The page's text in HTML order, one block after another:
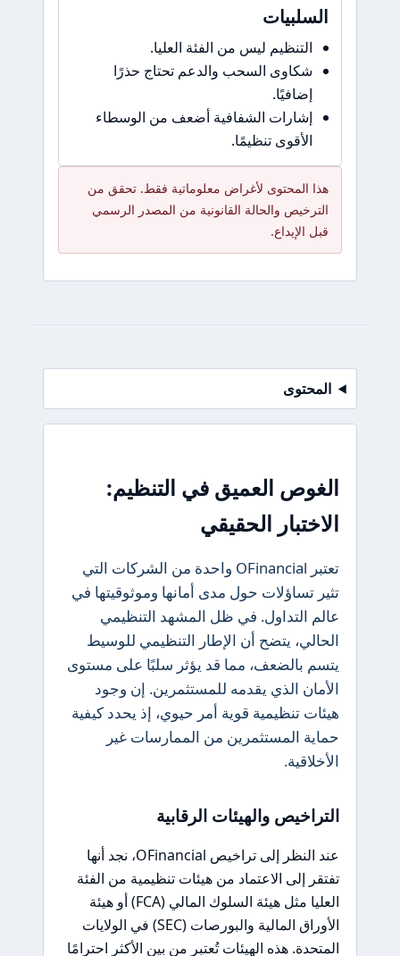
السلبيات
التنظيم ليس من الفئة العليا.
شكاوى السحب والدعم تحتاج حذرًا
إضافيًا.
إشارات الشفافية أضعف من الوسطاء
الأقوى تنظيمًا.
هذا المحتوى لأغراض معلوماتية فقط. تحقق من
الترخيص والحالة القانونية من المصدر الرسمي
قبل الإيداع.
المحتوى
الغوص العميق في التنظيم:
الاختبار الحقيقي
تعتبر OFinancial واحدة من الشركات التي
تثير تساؤلات حول مدى أمانها وموثوقيتها في
عالم التداول. في ظل المشهد التنظيمي
الحالي، يتضح أن الإطار التنظيمي للوسيط
يتسم بالضعف، مما قد يؤثر سلبًا على مستوى
الأمان الذي يقدمه للمستثمرين. إن وجود
هيئات تنظيمية قوية أمر حيوي، إذ يحدد كيفية
حماية المستثمرين من الممارسات غير
الأخلاقية.
التراخيص والهيئات الرقابية
عند النظر إلى تراخيص OFinancial، نجد أنها
تفتقر إلى الاعتماد من هيئات تنظيمية من الفئة
العليا مثل هيئة السلوك المالي (FCA) أو هيئة
الأوراق المالية والبورصات (SEC) في الولايات
المتحدة. هذه الهيئات تُعتبر من بين الأكثر احترامًا